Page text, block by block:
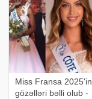
Miss Fransa 2025'in
gözəlləri bəlli olub -